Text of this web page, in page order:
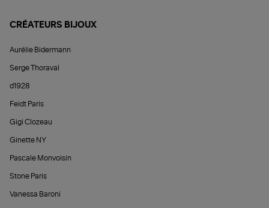
CRÉATEURS BIJOUX
Aurélie Bidermann
Serge Thoraval
d1928
Feidt Paris
Gigi Clozeau
Ginette NY
Pascale Monvoisin
Stone Paris
Vanessa Baroni